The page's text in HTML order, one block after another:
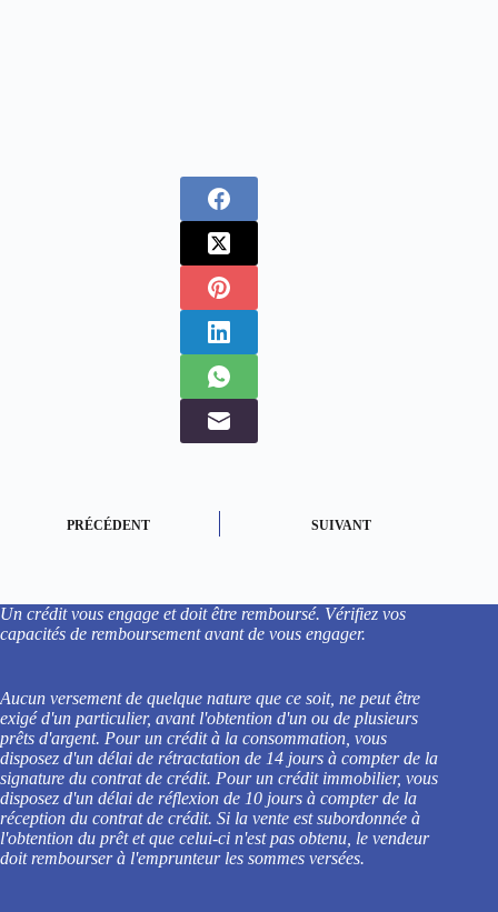
PRÉCÉDENT SUIVANT
Un crédit vous engage et doit être remboursé. Vérifiez vos
capacités de remboursement avant de vous engager.
Aucun versement de quelque nature que ce soit, ne peut être
exigé d'un particulier, avant l'obtention d'un ou de plusieurs
prêts d'argent. Pour un crédit à la consommation, vous
disposez d'un délai de rétractation de 14 jours à compter de la
signature du contrat de crédit. Pour un crédit immobilier, vous
disposez d'un délai de réflexion de 10 jours à compter de la
réception du contrat de crédit. Si la vente est subordonnée à
l'obtention du prêt et que celui-ci n'est pas obtenu, le vendeur
doit rembourser à l'emprunteur les sommes versées.